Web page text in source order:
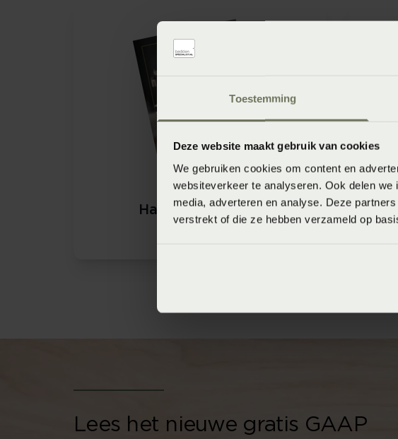
Toestemming
Deze website maakt gebruik van cookies
We gebruiken cookies om content en
websiteverkeer te analyseren. Ook delen
media, adverteren en analyse. Deze
verstrekt of die ze hebben verzameld op
Hasena brochure
Lees het nieuwe gratis GAAP